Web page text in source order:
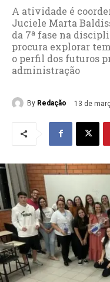
A atividade é
Juciele Marta
da 7ª fase na
procura explorar
o perfil dos futuros
administração
By Redação 13 de